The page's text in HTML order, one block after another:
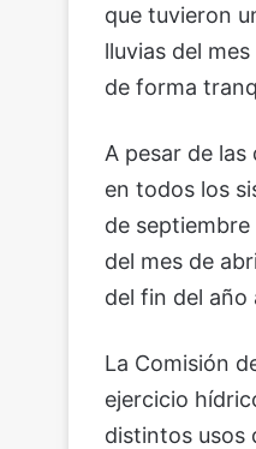
que tuvieron
lluvias del
de forma
A pesar de
en todos los
de
del mes de
del fin del año
La Comisión
ejercicio
distintos usos